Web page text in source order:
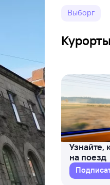
Выборг
Узнайте,
на поезд